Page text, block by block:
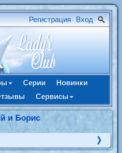
Регистрация • Вход
Серии
Новинки
Сервисы
и Борис